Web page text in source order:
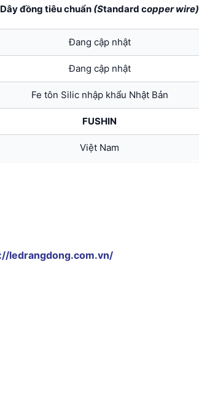
Dây đồng tiêu chuẩn (Standard copper wire)
Đang cập nhật
Đang cập nhật
Fe tôn Silic nhập khẩu Nhật Bản
FUSHIN
Việt Nam
ledrangdong.com.vn/